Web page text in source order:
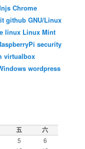
Chrome
github GNU/Linux
linux Linux Mint
security
virtualbox
wordpress
五
六
5
6